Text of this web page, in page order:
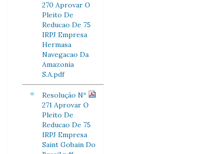
270 Aprovar O
Pleito De
Reducao De 75
IRPJ Empresa
Hermasa
Navegacao Da
Amazonia
S.A.pdf
Resolução Nº
271 Aprovar O
Pleito De
Reducao De 75
IRPJ Empresa
Saint Gobain Do